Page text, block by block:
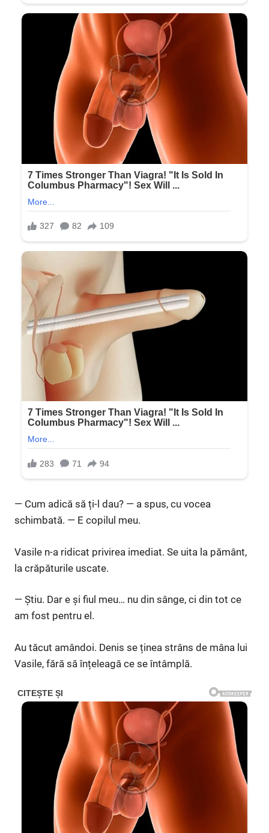
— Cum adică să ți-l dau? — a spus, cu vocea
schimbată. — E copilul meu.
Vasile n-a ridicat privirea imediat. Se uita la pământ,
la crăpăturile uscate.
— Știu. Dar e și fiul meu… nu din sânge, ci din tot ce
am fost pentru el.
Au tăcut amândoi. Denis se ținea strâns de mâna lui
Vasile, fără să înțeleagă ce se întâmplă.